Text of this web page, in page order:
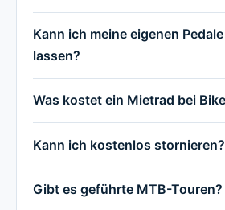
Kann ich meine eigenen
lassen?
Was kostet ein Mietrad bei
Kann ich kostenlos stornieren?
Gibt es geführte MTB-Touren?